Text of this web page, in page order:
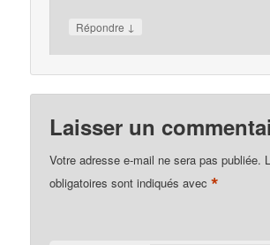
Répondre ↓
Laisser un
Votre adresse e-mail ne sera pas publiée.
obligatoires sont indiqués avec*